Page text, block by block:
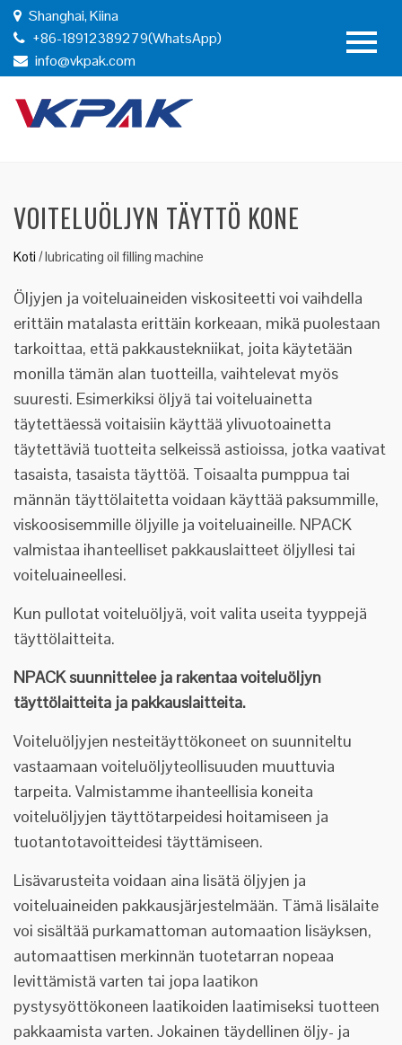
Shanghai, Kiina
+86-18912389279(WhatsApp)
info@vkpak.com
VOITELUÖLJYN TÄYTTÖ KONE
Koti /lubricating oil filling machine
Öljyjen ja voiteluaineiden viskositeetti voi vaihdella
erittäin matalasta erittäin korkeaan, mikä puolestaan
tarkoittaa, että pakkaustekniikat, joita käytetään
monilla tämän alan tuotteilla, vaihtelevat myös
suuresti. Esimerkiksi öljyä tai voiteluainetta
täytettäessä voitaisiin käyttää ylivuotoainetta
täytettäviä tuotteita selkeissä astioissa, jotka vaativat
tasaista, tasaista täyttöä. Toisaalta pumppua tai
männän täyttölaitetta voidaan käyttää paksummille,
viskoosisemmille öljyille ja voiteluaineille. NPACK
valmistaa ihanteelliset pakkauslaitteet öljyllesi tai
voiteluaineellesi.
Kun pullotat voiteluöljyä, voit valita useita tyyppejä
täyttölaitteita.
NPACK suunnittelee ja rakentaa voiteluöljyn
täyttölaitteita ja pakkauslaitteita.
Voiteluöljyjen nesteitäyttökoneet on suunniteltu
vastaamaan voiteluöljyteollisuuden muuttuvia
tarpeita. Valmistamme ihanteellisia koneita
voiteluöljyjen täyttötarpeidesi hoitamiseen ja
tuotantotavoitteidesi täyttämiseen.
Lisävarusteita voidaan aina lisätä öljyjen ja
voiteluaineiden pakkausjärjestelmään. Tämä lisälaite
voi sisältää purkamattoman automaation lisäyksen,
automaattisen merkinnän tuotetarran nopeaa
levittämistä varten tai jopa laatikon
pystysyöttökoneen laatikoiden laatimiseksi tuotteen
pakkaamista varten. Jokainen täydellinen öljy- ja